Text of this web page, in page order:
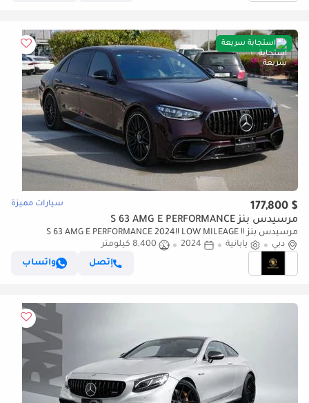
استجابة سريعة
$ 177,800 سيارات مميزة
مرسيدس بنز S 63 AMG E PERFORMANCE
مرسيدس بنز S 63 AMG E PERFORMANCE 2024!! LOW MILEAGE !!
JAPANESE SPECS
دبي يابانية 2024
8,400 كيلومتر
إتصل
واتساب